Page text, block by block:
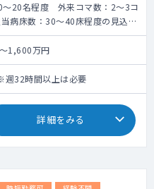
～20名程度 外来コマ数：2～3コ
病床数：30～40床程度の見込み
～20名
2～3コマ
持ち：30～40床
数は調整可能です
1,600万円
32時間以上は必要
詳細をみる